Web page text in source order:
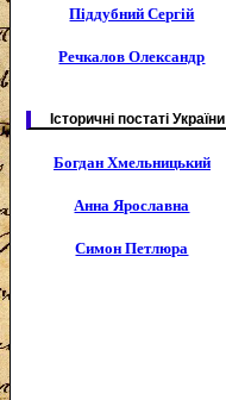
Піддубний Сергій
Речкалов Олександр
Історичні постаті України
Богдан Хмельницький
Анна Ярославна
Симон Петлюра